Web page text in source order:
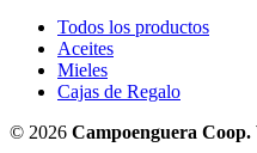
Todos los productos
Aceites
Mieles
Cajas de Regalo
© 2026 Campoenguera Coop.